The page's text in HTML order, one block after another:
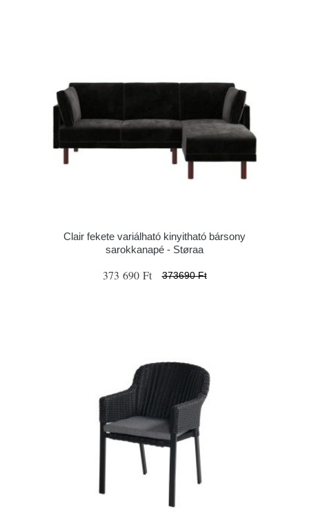
Clair fekete variálható kinyitható bársony
sarokkanapé - Støraa
373 690 Ft 373690 Ft